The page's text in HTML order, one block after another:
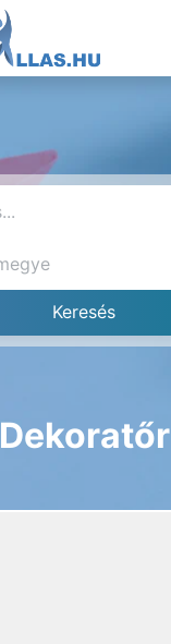
Dekoratőr